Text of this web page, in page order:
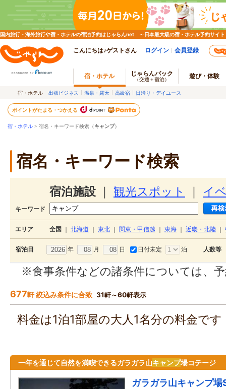
国内旅行・海外旅行や宿・ホテルの宿泊予約はじゃらんnet ～日本最大級の宿・ホテル予約サイト
こんにちは♪ゲストさん ログイン 会員登録
宿・ホテル じゃらんパック
（交通＋宿泊） 遊び・体験
宿・ホテル 出張ビジネス 温泉・露天 高級宿 日帰り・デイユース
ポイントがたまる・つかえる
宿・ホテル > 宿名・キーワード検索（キャンプ）
宿名・キーワード検索
宿泊施設 観光スポット イ
キーワード
エリア 全国 北海道 東北 関東・甲信越 東海 近畿・北陸
宿泊日 年 月 日 日付未定 泊 人数等
※食事条件などの諸条件については、
677軒 絞込み条件に合致 31軒～60軒表示
料金は1泊1部屋の大人1名分の料金で
一年を通じて自然を満喫できるガラガラ山キャンプ場コテージ
ガラガラ山キャンプ